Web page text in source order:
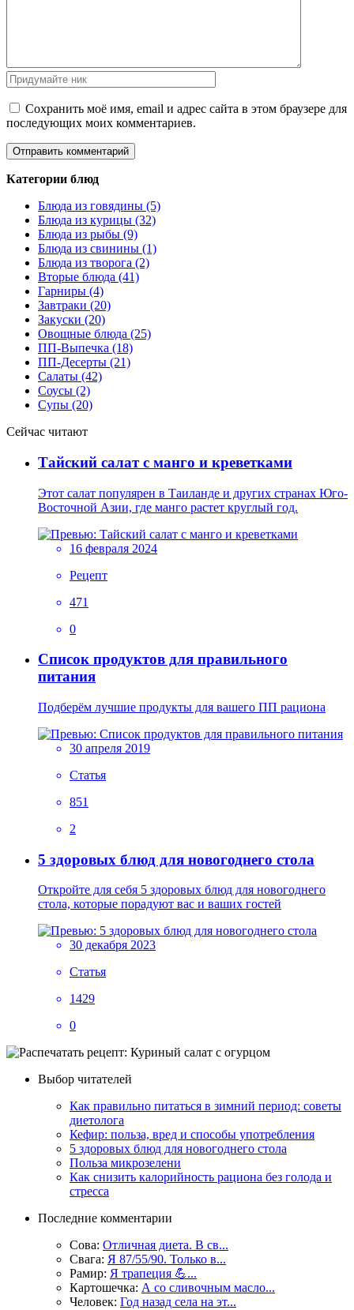
Сохранить моё имя, email и адрес сайта в этом браузере для
последующих моих комментариев.
Категории блюд
Блюда из говядины (5)
Блюда из курицы (32)
Блюда из рыбы (9)
Блюда из свинины (1)
Блюда из творога (2)
Вторые блюда (41)
Гарниры (4)
Завтраки (20)
Закуски (20)
Овощные блюда (25)
ПП-Выпечка (18)
ПП-Десерты (21)
Салаты (42)
Соусы (2)
Супы (20)
Сейчас читают
Тайский салат с манго и креветками
Этот салат популярен в Таиланде и других странах Юго-
Восточной Азии, где манго растет круглый год.
16 февраля 2024
Рецепт
471
0
Список продуктов для правильного
питания
Подберём лучшие продукты для вашего ПП рациона
30 апреля 2019
Статья
851
2
5 здоровых блюд для новогоднего стола
Откройте для себя 5 здоровых блюд для новогоднего
стола, которые порадуют вас и ваших гостей
30 декабря 2023
Статья
1429
0
Выбор читателей
Как правильно питаться в зимний период: советы
диетолога
Кефир: польза, вред и способы употребления
5 здоровых блюд для новогоднего стола
Польза микрозелени
Как снизить калорийность рациона без голода и
стресса
Последние комментарии
Сова: Отличная диета. В св...
Свага: Я 87/55/90. Только в...
Рамир: Я трапеция 💪...
Картошечка: А со сливочным масло...
Человек: Год назад села на эт...